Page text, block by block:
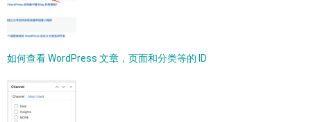
如何查看 WordPress 文章，页面和分类等的 ID